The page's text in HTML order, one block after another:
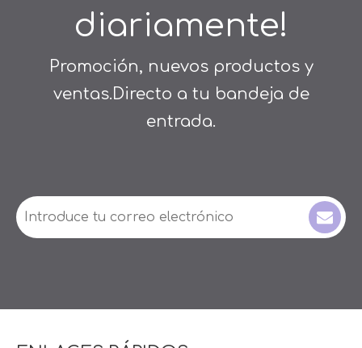
diariamente!
Promoción, nuevos productos y
ventas.Directo a tu bandeja de
entrada.